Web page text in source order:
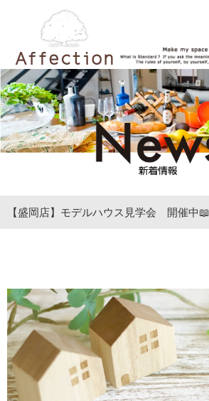
【盛岡店】モデルハウス見学会 開催中📖